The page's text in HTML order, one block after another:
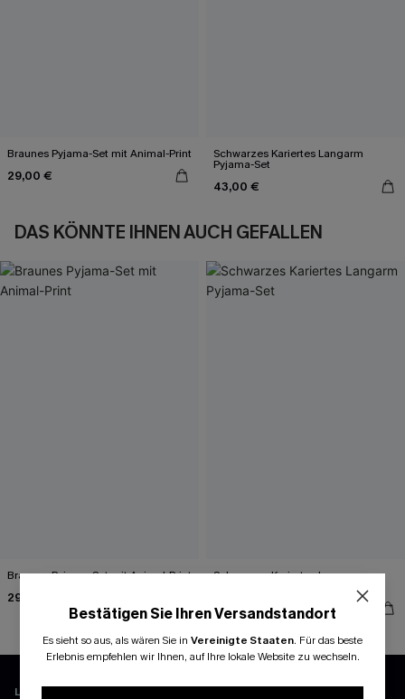
Braunes Pyjama-Set mit Animal-Print
29,00 €
Schwarzes Kariertes Langarm
Pyjama-Set
43,00 €
DAS KÖNNTE IHNEN AUCH GEFALLEN
Braunes Pyjama-Set mit Animal-Print
29,00 €
Schwarzes Kariertes Langarm
43,00 €
LADEN UND FREISCHALTEN EXKLUSIVE VORTEILE
Bestätigen Sie Ihren Versandstandort
Es sieht so aus, als wären Sie in Vereinigte Staaten. Für das beste
Erlebnis empfehlen wir Ihnen, auf Ihre lokale Website zu wechseln.